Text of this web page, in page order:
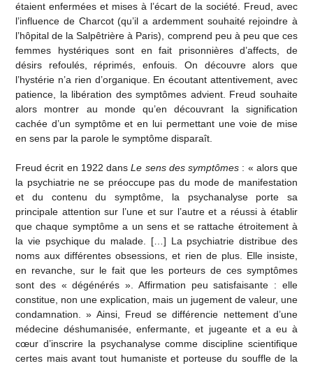
étaient enfermées et mises à l’écart de la société. Freud, avec
l’influence de Charcot (qu’il a ardemment souhaité rejoindre à
l’hôpital de la Salpêtrière à Paris), comprend peu à peu que ces
femmes hystériques sont en fait prisonnières d’affects, de
désirs refoulés, réprimés, enfouis. On découvre alors que
l’hystérie n’a rien d’organique. En écoutant attentivement, avec
patience, la libération des symptômes advient. Freud souhaite
alors montrer au monde qu’en découvrant la signification
cachée d’un symptôme et en lui permettant une voie de mise
en sens par la parole le symptôme disparaît.
Freud écrit en 1922 dansLe sens des symptômes : « alors que
la psychiatrie ne se préoccupe pas du mode de manifestation
et du contenu du symptôme, la psychanalyse porte sa
principale attention sur l’une et sur l’autre et a réussi à établir
que chaque symptôme a un sens et se rattache étroitement à
la vie psychique du malade. […] La psychiatrie distribue des
noms aux différentes obsessions, et rien de plus. Elle insiste,
en revanche, sur le fait que les porteurs de ces symptômes
sont des « dégénérés ». Affirmation peu satisfaisante : elle
constitue, non une explication, mais un jugement de valeur, une
condamnation. » Ainsi, Freud se différencie nettement d’une
médecine déshumanisée, enfermante, et jugeante et a eu à
cœur d’inscrire la psychanalyse comme discipline scientifique
certes mais avant tout humaniste et porteuse du souffle de la